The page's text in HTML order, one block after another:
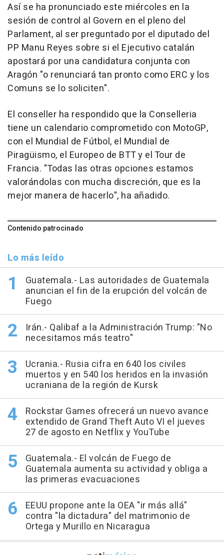
Así se ha pronunciado este miércoles en la
sesión de control al Govern en el pleno del
Parlament, al ser preguntado por el diputado del
PP Manu Reyes sobre si el Ejecutivo catalán
apostará por una candidatura conjunta con
Aragón "o renunciará tan pronto como ERC y los
Comuns se lo soliciten".
El conseller ha respondido que la Conselleria
tiene un calendario comprometido con MotoGP,
con el Mundial de Fútbol, el Mundial de
Piragüismo, el Europeo de BTT y el Tour de
Francia. "Todas las otras opciones estamos
valorándolas con mucha discreción, que es la
mejor manera de hacerlo", ha añadido.
Contenido patrocinado
Lo más leído
Guatemala.- Las autoridades de Guatemala
anuncian el fin de la erupción del volcán de
Fuego
Irán.- Qalibaf a la Administración Trump: "No
necesitamos más teatro"
Ucrania.- Rusia cifra en 640 los civiles
muertos y en 540 los heridos en la invasión
ucraniana de la región de Kursk
Rockstar Games ofrecerá un nuevo avance
extendido de Grand Theft Auto VI el jueves
27 de agosto en Netflix y YouTube
Guatemala.- El volcán de Fuego de
Guatemala aumenta su actividad y obliga a
las primeras evacuaciones
EEUU propone ante la OEA "ir más allá"
contra "la dictadura" del matrimonio de
Ortega y Murillo en Nicaragua